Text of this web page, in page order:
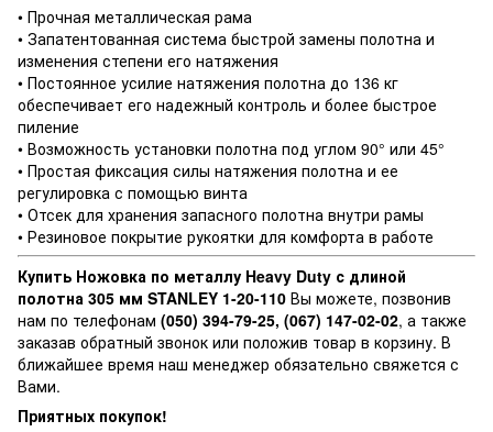
• Прочная металлическая рама
• Запатентованная система быстрой замены полотна и
изменения степени его натяжения
• Постоянное усилие натяжения полотна до 136 кг
обеспечивает его надежный контроль и более быстрое
пиление
• Возможность установки полотна под углом 90° или 45°
• Простая фиксация силы натяжения полотна и ее
регулировка с помощью винта
• Отсек для хранения запасного полотна внутри рамы
• Резиновое покрытие рукоятки для комфорта в работе
Купить Ножовка по металлу Heavy Duty с длиной
полотна 305 мм STANLEY 1-20-110 Вы можете, позвонив
нам по телефонам (050) 394-79-25, (067) 147-02-02, а также
заказав обратный звонок или положив товар в корзину. В
ближайшее время наш менеджер обязательно свяжется с
Вами.
Приятных покупок!